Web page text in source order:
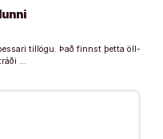
til­lögu. Það finnst þetta öll­
…